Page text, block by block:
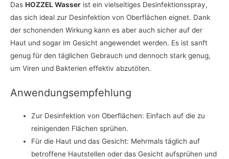
Das HOZZEL Wasser ist ein vielseitiges Desinfektionsspray,
das sich ideal zur Desinfektion von Oberflächen eignet. Dank
der schonenden Wirkung kann es aber auch sicher auf der
Haut und sogar im Gesicht angewendet werden. Es ist sanft
genug für den täglichen Gebrauch und dennoch stark genug,
um Viren und Bakterien effektiv abzutöten.
Anwendungsempfehlung
Zur Desinfektion von Oberflächen: Einfach auf die zu
reinigenden Flächen sprühen.
Für die Haut und das Gesicht: Mehrmals täglich auf
betroffene Hautstellen oder das Gesicht aufsprühen und